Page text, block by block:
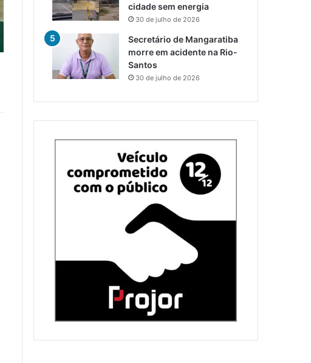
cidade sem energia
30 de julho de 2026
Secretário de Mangaratiba
morre em acidente na Rio-
Santos
30 de julho de 2026